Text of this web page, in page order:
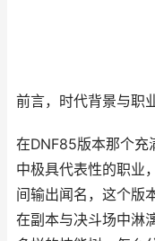
前言，时代背景与职
在DNF85版本那个充
中极具代表性的职业
间输出闻名，这个版
在副本与决斗场中淋